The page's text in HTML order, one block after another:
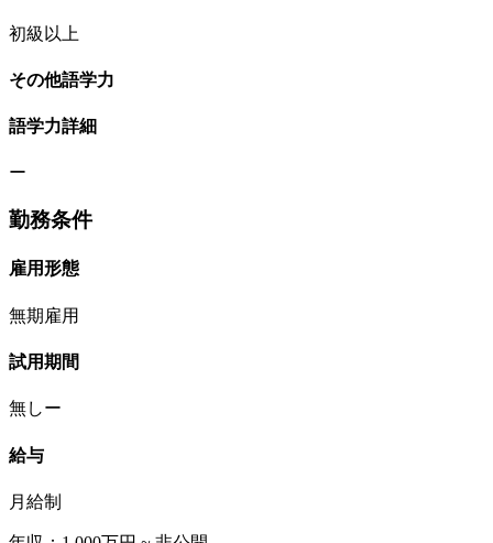
初級以上
その他語学力
語学力詳細
ー
勤務条件
雇用形態
無期雇用
試用期間
無しー
給与
月給制